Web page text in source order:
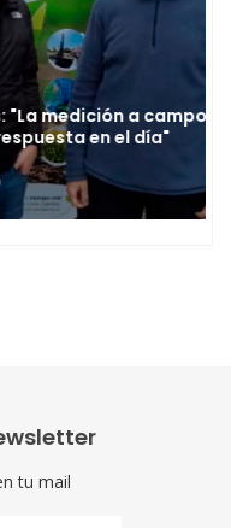
a campo con
el día"
tu mail